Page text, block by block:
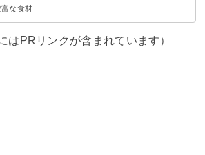
の白和え
な食材
はPRリンクが含まれています）